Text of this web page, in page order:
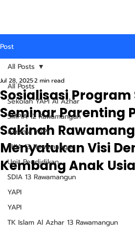
Post
All Posts
Sekolah YAPI Al Azhar
SMPIA 12 Rawamangun
Asrama YAPI
TKIA 13 Rawamangun
Unit Pendidikan
SDIA 13 Rawamangun
YAPI
YAPI
TK Islam Al Azhar 13 Rawamangun
All Posts
Sosialisasi Program
Seminar Parenting
Sakinah
Menyatukan Visi
Kembang Anak
Jul 28, 20252 min read